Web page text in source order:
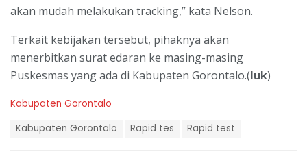
akan mudah melakukan tracking,” kata Nelson.
Terkait kebijakan tersebut, pihaknya akan
menerbitkan surat edaran ke masing-masing
Puskesmas yang ada di Kabupaten Gorontalo.(luk)
C
Kabupaten Gorontalo
Kabupaten Gorontalo Rapid tes Rapid test